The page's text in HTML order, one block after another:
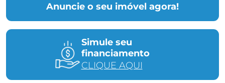
Anuncie o seu imóvel agora!
Simule seu
financiamento
CLIQUE AQUI